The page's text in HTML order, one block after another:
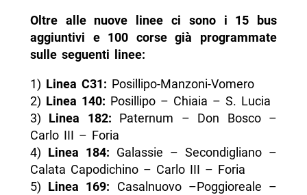
Oltre alle nuove linee ci sono i 15 bus
aggiuntivi e 100 corse già programmate
sulle seguenti linee:
1) Linea C31: Posillipo-Manzoni-Vomero
2) Linea 140: Posillipo – Chiaia – S. Lucia
3) Linea 182: Paternum – Don Bosco –
Carlo III – Foria
4) Linea 184: Galassie – Secondigliano –
Calata Capodichino – Carlo III – Foria
5) Linea 169: Casalnuovo –Poggioreale –